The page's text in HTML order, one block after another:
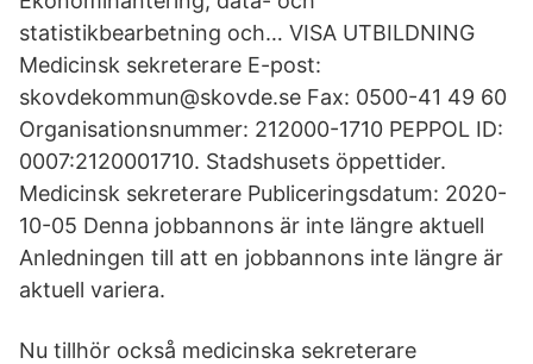
statistikbearbetning och… VISA UTBILDNING
Medicinsk sekreterare E-post:
skovdekommun@skovde.se Fax: 0500-41 49 60
Organisationsnummer: 212000-1710 PEPPOL ID:
0007:2120001710. Stadshusets öppettider.
Medicinsk sekreterare Publiceringsdatum: 2020-
10-05 Denna jobbannons är inte längre aktuell
Anledningen till att en jobbannons inte längre är
aktuell variera.
Nu tillhör också medicinska sekreterare